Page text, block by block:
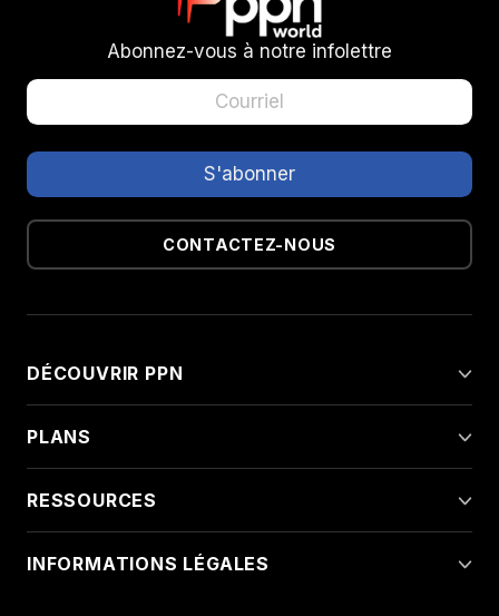
Abonnez-vous à notre infolettre
CONTACTEZ-NOUS
DÉCOUVRIR PPN
PLANS
RESSOURCES
INFORMATIONS LÉGALES